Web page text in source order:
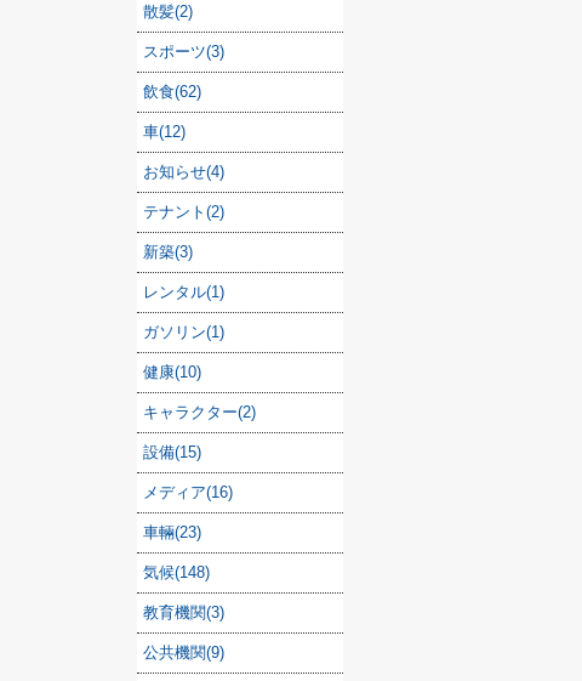
散髪(2)
スポーツ(3)
飲食(62)
車(12)
お知らせ(4)
テナント(2)
新築(3)
レンタル(1)
ガソリン(1)
健康(10)
キャラクター(2)
設備(15)
メディア(16)
車輛(23)
気候(148)
教育機関(3)
公共機関(9)